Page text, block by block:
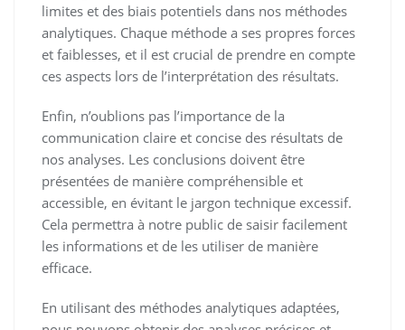
limites et des biais potentiels dans nos méthodes
analytiques. Chaque méthode a ses propres forces
et faiblesses, et il est crucial de prendre en compte
ces aspects lors de l’interprétation des résultats.
Enfin, n’oublions pas l’importance de la
communication claire et concise des résultats de
nos analyses. Les conclusions doivent être
présentées de manière compréhensible et
accessible, en évitant le jargon technique excessif.
Cela permettra à notre public de saisir facilement
les informations et de les utiliser de manière
efficace.
En utilisant des méthodes analytiques adaptées,